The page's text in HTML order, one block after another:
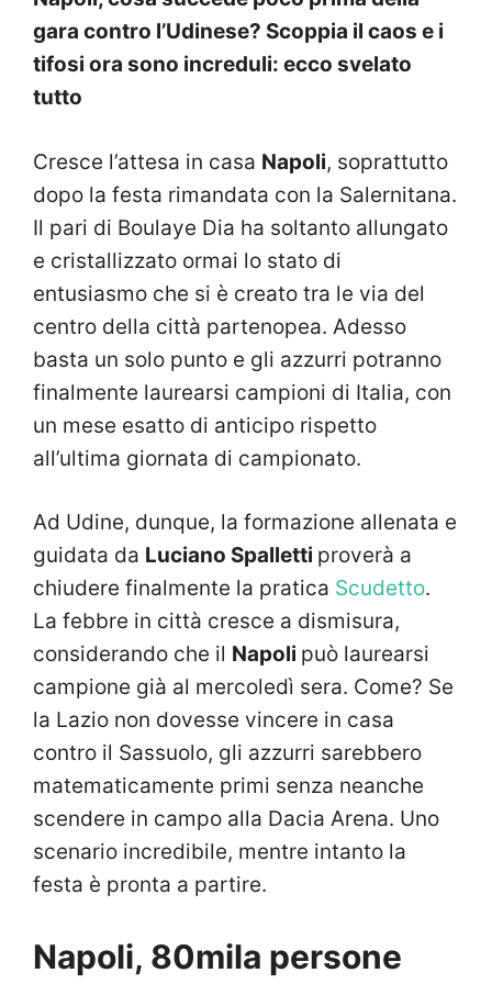
gara contro l’Udinese? Scoppia il caos e i
tifosi ora sono increduli: ecco svelato
tutto
Cresce l’attesa in casa Napoli, soprattutto
dopo la festa rimandata con la Salernitana.
Il pari di Boulaye Dia ha soltanto allungato
e cristallizzato ormai lo stato di
entusiasmo che si è creato tra le via del
centro della città partenopea. Adesso
basta un solo punto e gli azzurri potranno
finalmente laurearsi campioni di Italia, con
un mese esatto di anticipo rispetto
all’ultima giornata di campionato.
Ad Udine, dunque, la formazione allenata e
guidata da Luciano Spalletti proverà a
chiudere finalmente la pratica Scudetto.
La febbre in città cresce a dismisura,
considerando che il Napoli può laurearsi
campione già al mercoledì sera. Come? Se
la Lazio non dovesse vincere in casa
contro il Sassuolo, gli azzurri sarebbero
matematicamente primi senza neanche
scendere in campo alla Dacia Arena. Uno
scenario incredibile, mentre intanto la
festa è pronta a partire.
Napoli, 80mila persone